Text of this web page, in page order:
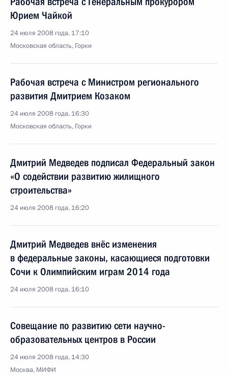
Юрием Чайкой
24 июля 2008 года, 17:10
Московская область, Горки
Рабочая встреча с Министром регионального
развития Дмитрием Козаком
24 июля 2008 года, 16:30
Московская область, Горки
Дмитрий Медведев подписал Федеральный закон
«О содействии развитию жилищного
строительства»
24 июля 2008 года, 16:20
Дмитрий Медведев внёс изменения
в федеральные законы, касающиеся подготовки
Сочи к Олимпийским играм 2014 года
24 июля 2008 года, 16:10
Совещание по развитию сети научно-
образовательных центров в России
24 июля 2008 года, 14:30
Москва, МИФИ